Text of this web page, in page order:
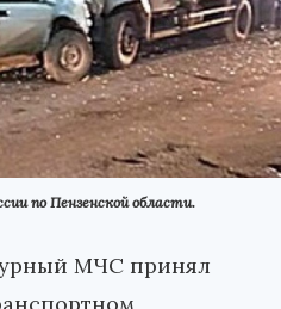
по Пензенской области.
МЧС принял